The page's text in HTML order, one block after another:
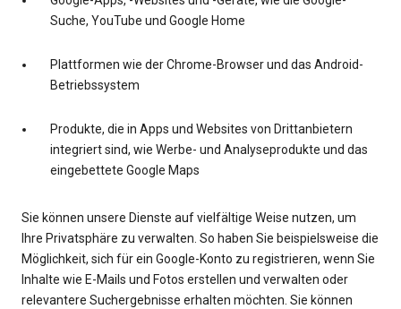
Suche, YouTube und Google Home
Plattformen wie der Chrome-Browser und das Android-
Betriebssystem
Produkte, die in Apps und Websites von Drittanbietern
integriert sind, wie Werbe- und Analyseprodukte und das
eingebettete Google Maps
Sie können unsere Dienste auf vielfältige Weise nutzen, um
Ihre Privatsphäre zu verwalten. So haben Sie beispielsweise die
Möglichkeit, sich für ein Google-Konto zu registrieren, wenn Sie
Inhalte wie E-Mails und Fotos erstellen und verwalten oder
relevantere Suchergebnisse erhalten möchten. Sie können